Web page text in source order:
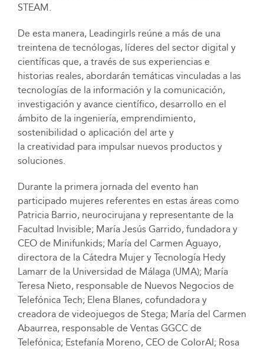
STEAM.
De esta manera, Leadingirls reúne a más de una
treintena de tecnólogas, líderes del sector digital y
científicas que, a través de sus experiencias e
historias reales, abordarán temáticas vinculadas a las
tecnologías de la información y la comunicación,
investigación y avance científico, desarrollo en el
ámbito de la ingeniería, emprendimiento,
sostenibilidad o aplicación del arte y
la creatividad para impulsar nuevos productos y
soluciones.
Durante la primera jornada del evento han
participado mujeres referentes en estas áreas como
Patricia Barrio, neurocirujana y representante de la
Facultad Invisible; María Jesús Garrido, fundadora y
CEO de Minifunkids; María del Carmen Aguayo,
directora de la Cátedra Mujer y Tecnología Hedy
Lamarr de la Universidad de Málaga (UMA); María
Teresa Nieto, responsable de Nuevos Negocios de
Telefónica Tech; Elena Blanes, cofundadora y
creadora de videojuegos de Stega; María del Carmen
Abaurrea, responsable de Ventas GGCC de
Telefónica; Estefanía Moreno, CEO de ColorAI; Rosa